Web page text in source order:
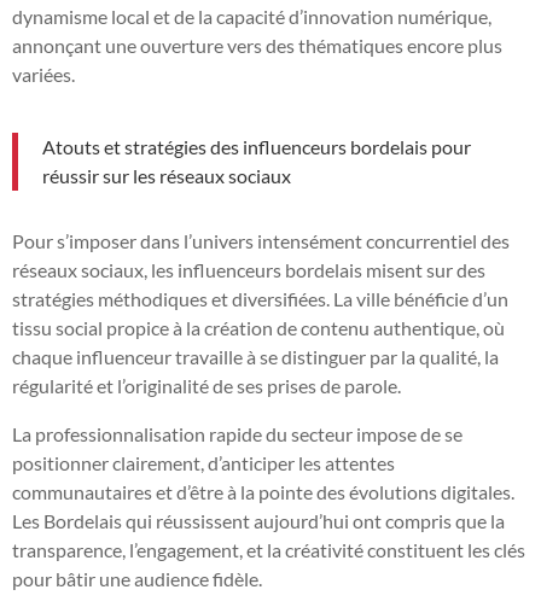
dynamisme local et de la capacité d’innovation numérique,
annonçant une ouverture vers des thématiques encore plus
variées.
Atouts et stratégies des influenceurs bordelais pour
réussir sur les réseaux sociaux
Pour s’imposer dans l’univers intensément concurrentiel des
réseaux sociaux, les influenceurs bordelais misent sur des
stratégies méthodiques et diversifiées. La ville bénéficie d’un
tissu social propice à la création de contenu authentique, où
chaque influenceur travaille à se distinguer par la qualité, la
régularité et l’originalité de ses prises de parole.
La professionnalisation rapide du secteur impose de se
positionner clairement, d’anticiper les attentes
communautaires et d’être à la pointe des évolutions digitales.
Les Bordelais qui réussissent aujourd’hui ont compris que la
transparence, l’engagement, et la créativité constituent les clés
pour bâtir une audience fidèle.